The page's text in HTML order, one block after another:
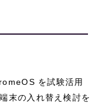
を試験活用
末の入れ替え検討を